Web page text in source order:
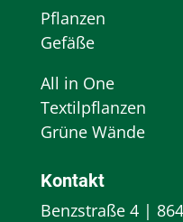
Pflanzen
Gefäße
All in One
Textilpflanzen
Grüne Wände
Kontakt
Benzstraße 4 |